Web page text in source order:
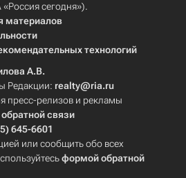
сегодня»).
материалов
технологий
А.В.
Редакции: realty@ria.ru
пресс-релизов и рекламы
связи
645-6601
или сообщить обо всех
формой обратной